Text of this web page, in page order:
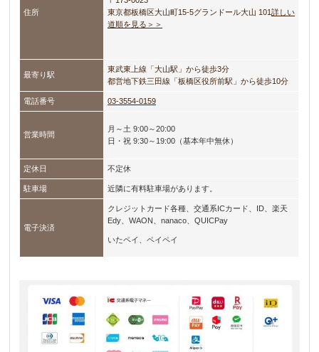
住所
東京都板橋区大山町15-5グランドール大山 101詳しい
道順を見る＞＞
最寄り駅
東武東上線「大山駅」から徒歩3分
都営地下鉄三田線「板橋区役所前駅」から徒歩10分
電話番号 03-3554-0159
営業時間
月～土 9:00～20:00
日・祝 9:30～19:00（基本年中無休）
定休日 不定休
駐車場 近隣に有料駐車場があります。
電子決済
クレジットカード各種、交通系ICカード、ID、楽天
Edy、WAON、nanaco、QUICPay
いたペイ、ペイペイ